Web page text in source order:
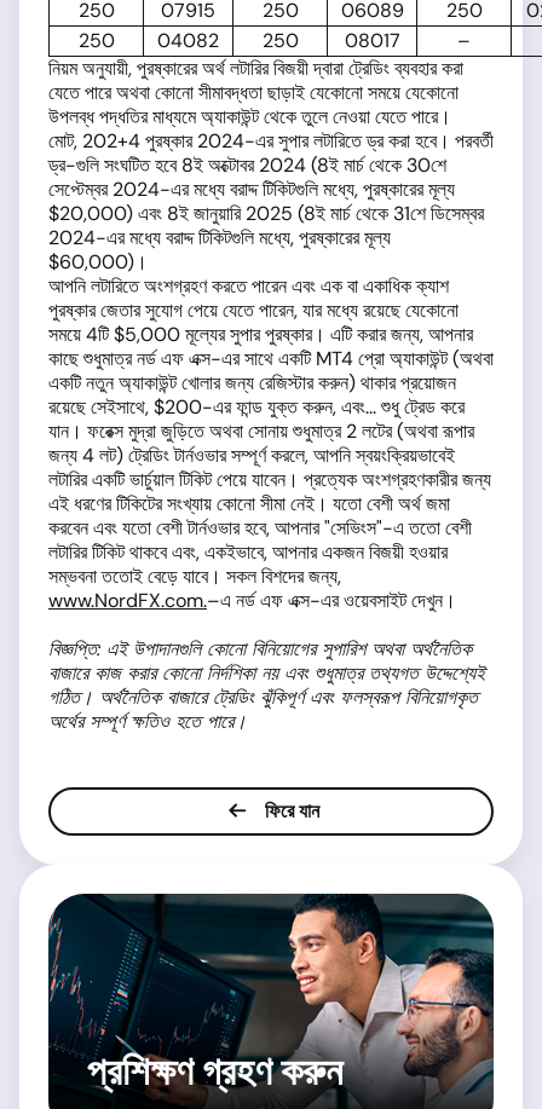
250
07915 250 06089 250
250
04082 250 08017
–
নিয়ম অনুযায়ী, পুরষ্কারের অর্থ লটারির বিজয়ী দ্বারা ট্রেডিং ব্যবহার করা
যেতে পারে অথবা কোনো সীমাবদ্ধতা ছাড়াই যেকোনো সময়ে যেকোনো
উপলব্ধ পদ্ধতির মাধ্যমে অ্যাকাউন্ট থেকে তুলে নেওয়া যেতে পারে।
মোট, 202+4 পুরষ্কার 2024-এর সুপার লটারিতে ড্র করা হবে। পরবর্তী
ড্র-গুলি সংঘটিত হবে 8ই অক্টোবর 2024 (8ই মার্চ থেকে 30শে
সেপ্টেম্বর 2024-এর মধ্যে বরাদ্দ টিকিটগুলি মধ্যে, পুরষ্কারের মূল্য
$20,000) এবং 8ই জানুয়ারি 2025 (8ই মার্চ থেকে 31শে ডিসেম্বর
2024-এর মধ্যে বরাদ্দ টিকিটগুলি মধ্যে, পুরষ্কারের মূল্য
$60,000)।
আপনি লটারিতে অংশগ্রহণ করতে পারেন এবং এক বা একাধিক ক্যাশ
পুরষ্কার জেতার সুযোগ পেয়ে যেতে পারেন, যার মধ্যে রয়েছে যেকোনো
সময়ে 4টি $5,000 মূল্যের সুপার পুরষ্কার। এটি করার জন্য, আপনার
কাছে শুধুমাত্র নর্ড এফ এক্স-এর সাথে একটি MT4 প্রো অ্যাকাউন্ট (অথবা
একটি নতুন অ্যাকাউন্ট খোলার জন্য রেজিস্টার করুন) থাকার প্রয়োজন
রয়েছে সেইসাথে, $200-এর ফান্ড যুক্ত করুন, এবং... শুধু ট্রেড করে
যান। ফরেক্স মুদ্রা জুড়িতে অথবা সোনায় শুধুমাত্র 2 লটের (অথবা রূপার
জন্য 4 লট) ট্রেডিং টার্নওভার সম্পূর্ণ করলে, আপনি স্বয়ংক্রিয়ভাবেই
লটারির একটি ভার্চুয়াল টিকিট পেয়ে যাবেন। প্রত্যেক অংশগ্রহণকারীর জন্য
এই ধরণের টিকিটের সংখ্যায় কোনো সীমা নেই। যতো বেশী অর্থ জমা
করবেন এবং যতো বেশী টার্নওভার হবে, আপনার "সেভিংস"-এ ততো বেশী
লটারির টিকিট থাকবে এবং, একইভাবে, আপনার একজন বিজয়ী হওয়ার
সম্ভবনা ততোই বেড়ে যাবে। সকল বিশদের জন্য,
www.NordFX.com.–এ নর্ড এফ এক্স-এর ওয়েবসাইট দেখুন।
বিজ্ঞপ্তি: এই উপাদানগুলি কোনো বিনিয়োগের সুপারিশ অথবা অর্থনৈতিক
বাজারে কাজ করার কোনো নির্দশিকা নয় এবং শুধুমাত্র তথ্যগত উদ্দেশ্যেই
গঠিত। অর্থনৈতিক বাজারে ট্রেডিং ঝুঁকিপূর্ণ এবং ফলস্বরূপ বিনিয়োগকৃত
অর্থের সম্পূর্ণ ক্ষতিও হতে পারে।
ফিরে যান
প্রশিক্ষণ গ্রহণ করুন